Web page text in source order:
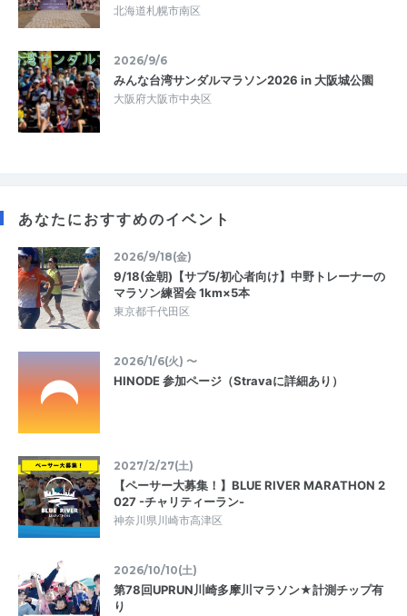
北海道札幌市南区
2026/9/6
みんな台湾サンダルマラソン2026 in 大阪城公園
大阪府大阪市中央区
あなたにおすすめのイベント
2026/9/18(金)
9/18(金朝)【サブ5/初心者向け】中野トレーナーの
マラソン練習会 1km×5本
東京都千代田区
2026/1/6(火) 〜
HINODE 参加ページ（Stravaに詳細あり）
2027/2/27(土)
【ペーサー大募集！】BLUE RIVER MARATHON 2
027 -チャリティーラン-
神奈川県川崎市高津区
2026/10/10(土)
第78回UPRUN川崎多摩川マラソン★計測チップ有
り